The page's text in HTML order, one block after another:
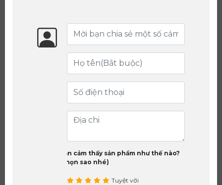
Bạn cảm thấy sản phẩm như thế nào?
(chọn sao nhé)
Tuyệt vời